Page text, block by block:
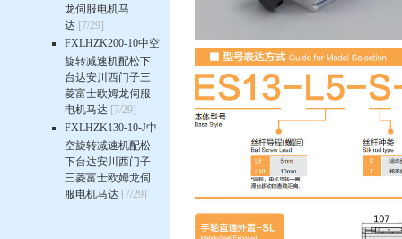
龙伺服电机马
达 [7/29]
FXLHZK200-10中空
旋转减速机配松下
台达安川西门子三
菱富士欧姆龙伺服
电机马达 [7/29]
FXLHZK130-10-J中
空旋转减速机配松
下台达安川西门子
三菱富士欧姆龙伺
服电机马达 [7/29]